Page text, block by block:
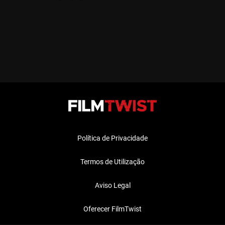
Política de Privacidade
Termos de Utilização
Aviso Legal
Oferecer FilmTwist